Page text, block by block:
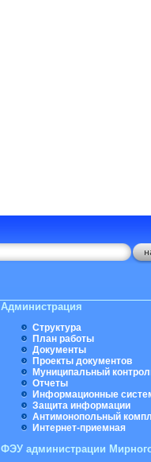
Администрация
Структура
План работы
Документы
Проекты документов
Муниципальный
Отчеты
Информационные
Защита информации
Антимонопольный
Интернет-приемная
ФЭУ администрации